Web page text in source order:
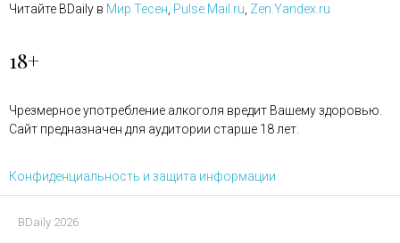
Читайте BDaily в Мир Тесен Pulse.Mail.ru Zen.Yandex.ru
18+
Чрезмерное употребление алкоголя вредит Вашему здоровью.
Сайт предназначен для аудитории старше 18 лет.
Конфиденциальность и защита информации
BDaily 2026